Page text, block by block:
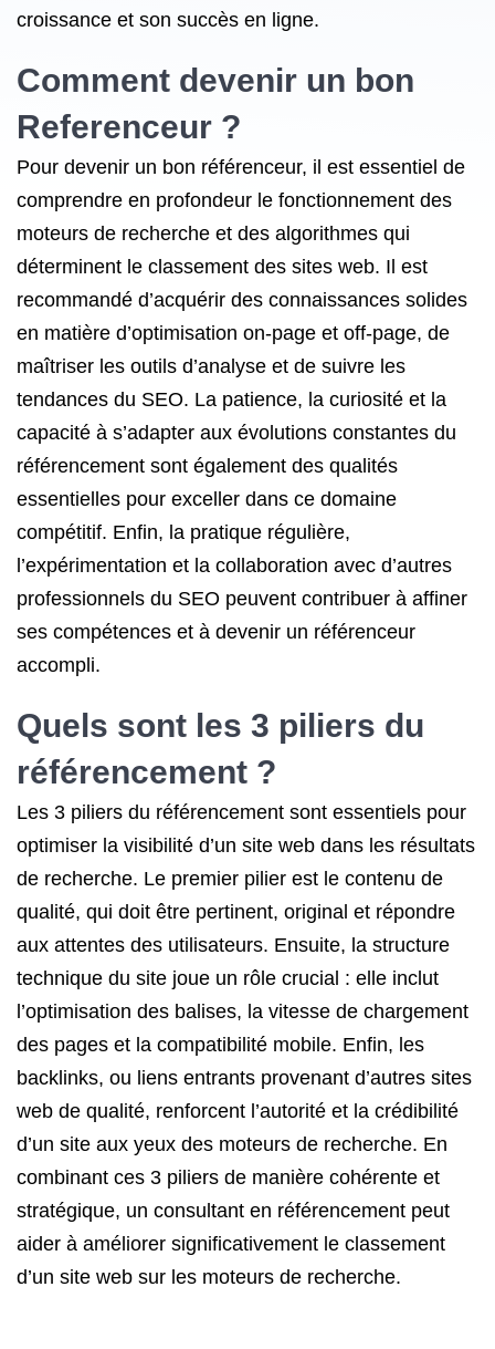
croissance et son succès en ligne.
Comment devenir un bon
Referenceur ?
Pour devenir un bon référenceur, il est essentiel de
comprendre en profondeur le fonctionnement des
moteurs de recherche et des algorithmes qui
déterminent le classement des sites web. Il est
recommandé d’acquérir des connaissances solides
en matière d’optimisation on-page et off-page, de
maîtriser les outils d’analyse et de suivre les
tendances du SEO. La patience, la curiosité et la
capacité à s’adapter aux évolutions constantes du
référencement sont également des qualités
essentielles pour exceller dans ce domaine
compétitif. Enfin, la pratique régulière,
l’expérimentation et la collaboration avec d’autres
professionnels du SEO peuvent contribuer à affiner
ses compétences et à devenir un référenceur
accompli.
Quels sont les 3 piliers du
référencement ?
Les 3 piliers du référencement sont essentiels pour
optimiser la visibilité d’un site web dans les résultats
de recherche. Le premier pilier est le contenu de
qualité, qui doit être pertinent, original et répondre
aux attentes des utilisateurs. Ensuite, la structure
technique du site joue un rôle crucial : elle inclut
l’optimisation des balises, la vitesse de chargement
des pages et la compatibilité mobile. Enfin, les
backlinks, ou liens entrants provenant d’autres sites
web de qualité, renforcent l’autorité et la crédibilité
d’un site aux yeux des moteurs de recherche. En
combinant ces 3 piliers de manière cohérente et
stratégique, un consultant en référencement peut
aider à améliorer significativement le classement
d’un site web sur les moteurs de recherche.